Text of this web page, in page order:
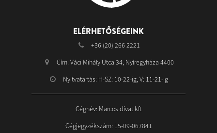
ELÉRHETŐSÉGEINK
+36 (20) 266 2221
Cím: Váci Mihály Utca 34, Nyíregyháza 4400
Nyitvatartás: H-SZ: 10-22-ig, V: 11-21-ig
Cégnév: Marcos divat kft
Cégjegyzékszám: 15-09-067841